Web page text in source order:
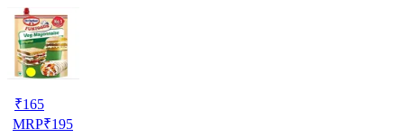
₹165
MRP₹195